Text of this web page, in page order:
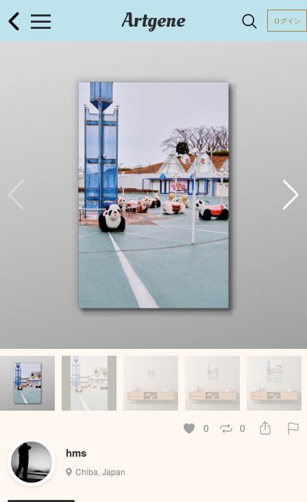
Artgene ログイン
0 0
hms
Chiba, Japan